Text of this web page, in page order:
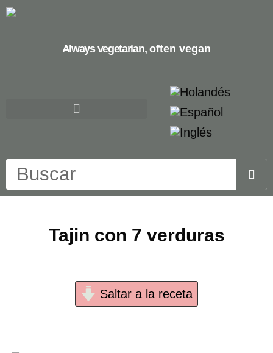
Always vegetarian, often vegan
Tajin con 7 verduras
Saltar a la receta